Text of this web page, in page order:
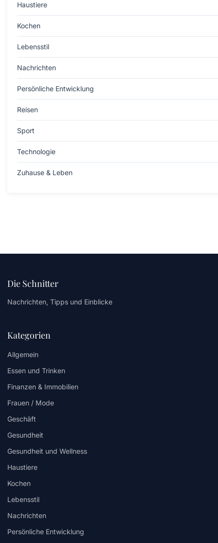
Haustiere
Kochen
Lebensstil
Nachrichten
Persönliche Entwicklung
Reisen
Sport
Technologie
Zuhause & Leben
Die Schnitter
Nachrichten, Tipps und Einblicke
Kategorien
Allgemein
Essen und Trinken
Finanzen & Immobilien
Frauen / Mode
Geschäft
Gesundheit
Gesundheit und Wellness
Haustiere
Kochen
Lebensstil
Nachrichten
Persönliche Entwicklung